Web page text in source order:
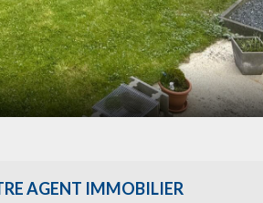
AGENT IMMOBILIER